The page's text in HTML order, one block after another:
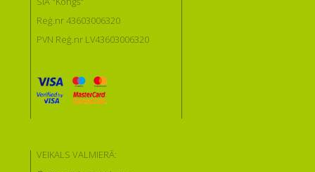
Reģ.nr 43603006320
PVN Reģ.nr LV43603006320
VEIKALS VALMIERĀ: